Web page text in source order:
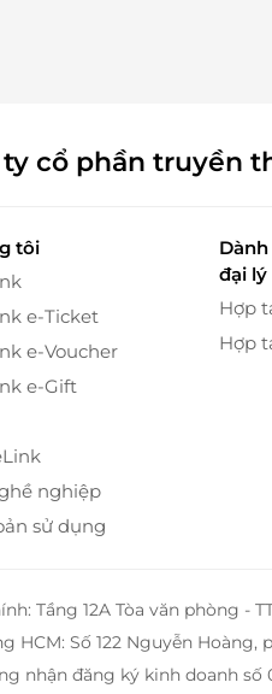
sở hữu 36 villa và
núi, mở ra khung cảnh
cổ phần truyền
tôi
e-Ticket
e-Voucher
e-Gift
nghiệp
sử dụng
đại lý
Hợp
Hợp
Tầng 12A Tòa văn phòng -
HCM: Số 122 Nguyễn
nhận đăng ký kinh doanh số